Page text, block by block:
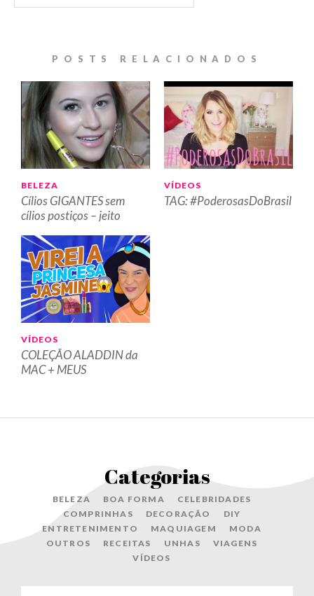
POSTS RELACIONADOS
BELEZA
Cílios GIGANTES sem
cílios postiços – jeito
máscara
VÍDEOS
TAG: #PoderosasDoBrasil
VÍDEOS
COLEÇÃO ALADDIN da
MAC + MEUS
Categorias
BELEZA BOA FORMA
CELEBRIDADES
COMPRINHAS
DECORAÇÃO
DIY
ENTRETENIMENTO
MAQUIAGEM
MODA
OUTROS
RECEITAS UNHAS
VIAGENS
VÍDEOS